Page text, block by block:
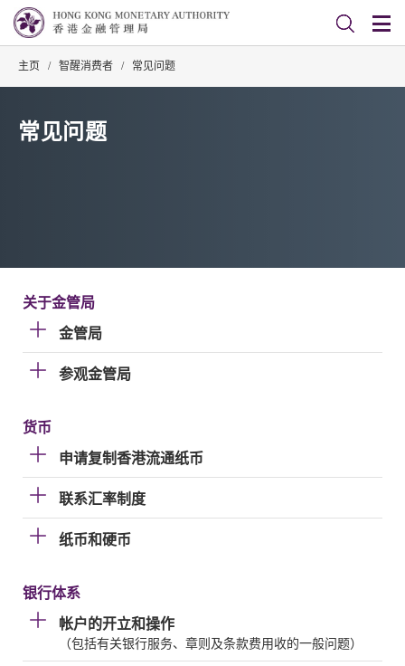
主页 / 智醒消费者 / 常见问题
常见问题
关于金管局
金管局
参观金管局
货币
申请复制香港流通纸币
联系汇率制度
纸币和硬币
银行体系
帐户的开立和操作
（包括有关银行服务、章则及条款费用收的一般问题）